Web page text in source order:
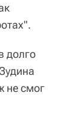
долго
не смог